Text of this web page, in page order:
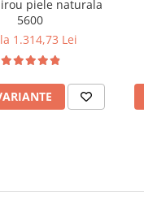
piele naturala
5600
1.314,73 Lei